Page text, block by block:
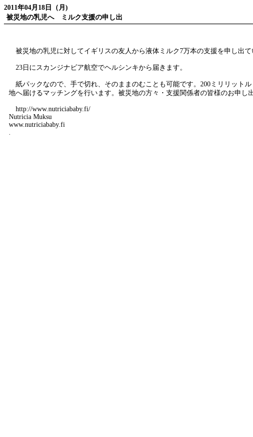
2011年04月18日（月)
被災地の乳児へ ミルク支援の申し出
被災地の乳児に対してイギリスの友人から液体ミルク7万本の支援を申し出
23日にスカンジナビア航空でヘルシンキから届きます。
紙パックなので、手で切れ、そのままのむことも可能です。200ミリリッ
地へ届けるマッチングを行います。被災地の方々・支援関係者の皆様のお申し
http://www.nutriciababy.fi/
Nutricia Muksu
www.nutriciababy.fi
.